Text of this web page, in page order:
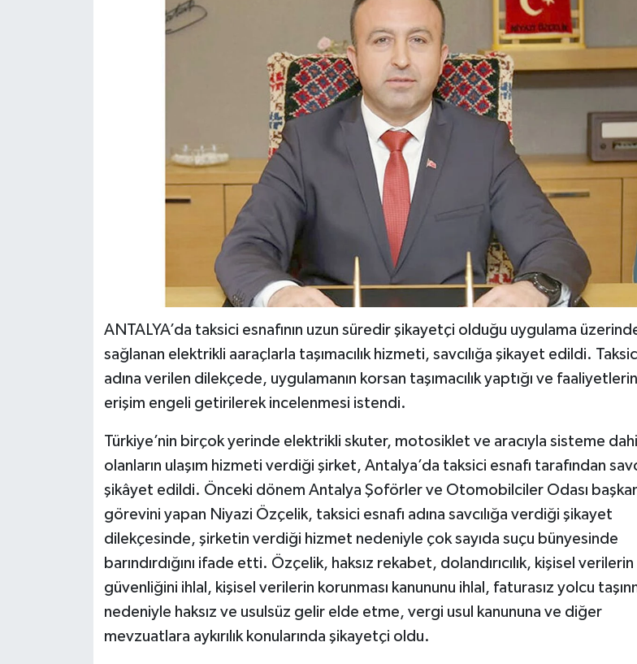
ANTALYA’da taksici esnafının uzun süredir şikayetçi olduğu uygulama
sağlanan elektrikli aaraçlarla taşımacılık hizmeti, savcılığa şikayet edildi.
adına verilen dilekçede, uygulamanın korsan taşımacılık yaptığı ve
erişim engeli getirilerek incelenmesi istendi.
Türkiye’nin birçok yerinde elektrikli skuter, motosiklet ve aracıyla sisteme dahil
olanların ulaşım hizmeti verdiği şirket, Antalya’da taksici esnafı tarafından
şikâyet edildi. Önceki dönem Antalya Şoförler ve Otomobilciler Odası
görevini yapan Niyazi Özçelik, taksici esnafı adına savcılığa verdiği şikayet
dilekçesinde, şirketin verdiği hizmet nedeniyle çok sayıda suçu bünyesinde
barındırdığını ifade etti. Özçelik, haksız rekabet, dolandırıcılık, kişisel verilerin
güvenliğini ihlal, kişisel verilerin korunması kanununu ihlal, faturasız yolcu
nedeniyle haksız ve usulsüz gelir elde etme, vergi usul kanununa ve diğer
mevzuatlara aykırılık konularında şikayetçi oldu.